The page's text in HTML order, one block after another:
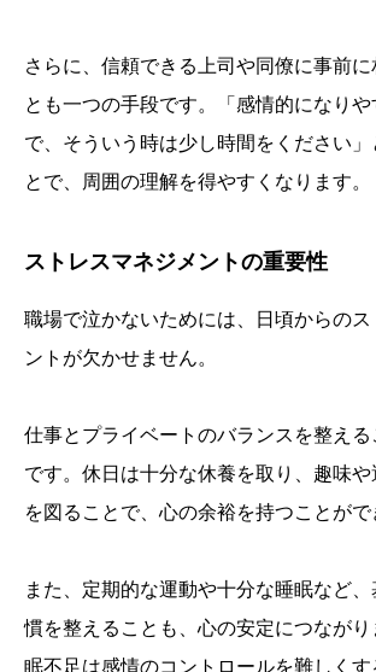
さらに、信頼できる上司や同僚に事前に
とも一つの手段です。「感情的になり
で、そういう時は少し時間をください」
とで、周囲の理解を得やすくなります。
ストレスマネジメントの重要性
職場で泣かないためには、日頃からのス
ントが欠かせません。
仕事とプライベートのバランスを整え
です。休日は十分な休養を取り、趣味
を図ることで、心の余裕を持つことがで
また、定期的な運動や十分な睡眠など
慣を整えることも、心の安定につなが
眠不足は感情のコントロールを難しくす